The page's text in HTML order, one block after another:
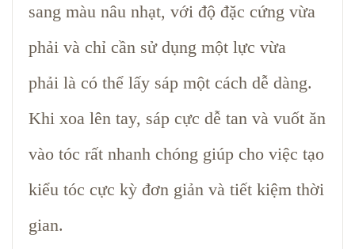
sang màu nâu nhạt, với độ đặc cứng vừa
phải và chỉ cần sử dụng một lực vừa
phải là có thể lấy sáp một cách dễ dàng.
Khi xoa lên tay, sáp cực dễ tan và vuốt ăn
vào tóc rất nhanh chóng giúp cho việc tạo
kiểu tóc cực kỳ đơn giản và tiết kiệm thời
gian.